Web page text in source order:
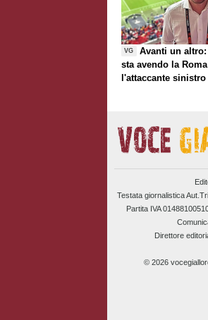
VG
Avanti un
sta avendo la
l'attaccante sinistro
Testata giornalistica
Partita IVA
Direttore
© 2026